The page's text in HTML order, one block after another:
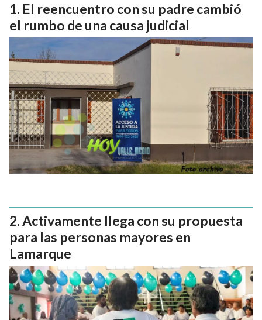
El reencuentro con su padre cambió
el rumbo de una causa judicial
Activamente llega con su propuesta
para las personas mayores en
Lamarque